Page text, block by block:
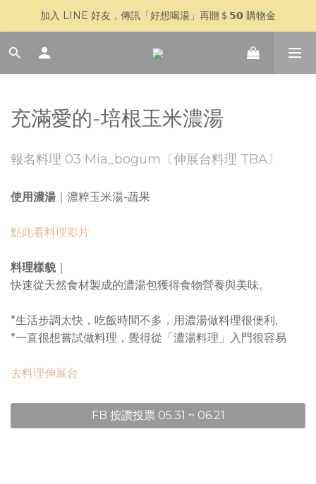
🥣 父親節快閃 𝟳 天｜全館 $𝟴𝟴𝟴 全家超取免運
加入 LINE 好友，傳訊「好想喝湯」再贈＄𝟱𝟬 購物金
🥣 父親節快閃 𝟳 天｜全館 $𝟴𝟴𝟴 全家超取免運
充滿愛的-培根玉米濃湯
報名料理 03 Mia_bogum〔伸展台料理 TBA〕
使用濃湯 ｜濃粹玉米湯-蔬果
點此看料理影片
料理樣貌｜
快速從天然食材製成的濃湯包獲得食物營養與美味。
*生活步調太快，吃飯時間不多，用濃湯做料理很便利,
*一直很想嘗試做料理，覺得從「濃湯料理」入門很容易
去料理伸展台
FB 按讚投票 05.31 ~ 06.21